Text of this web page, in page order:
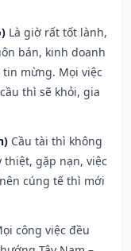
Là giờ rất tốt lành,
bán, kinh doanh
mừng. Mọi việc
thì sẽ khỏi, gia
Cầu tài thì không
thiệt, gặp nạn, việc
cúng tế thì mới
công việc đều